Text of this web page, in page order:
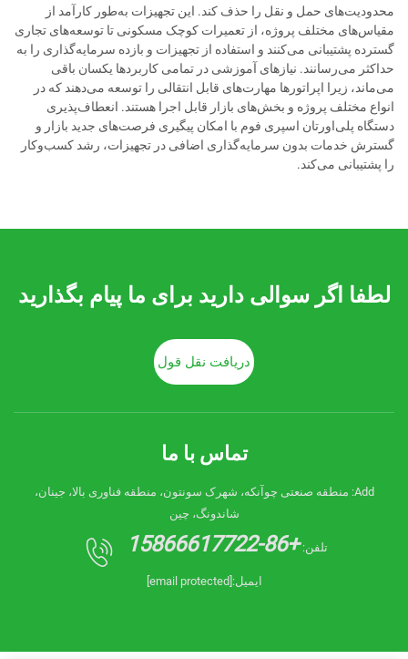
محدودیت‌های حمل و نقل را حذف کند. این تجهیزات به‌طور کارآمد از
مقیاس‌های مختلف پروژه، از تعمیرات کوچک مسکونی تا توسعه‌های تجاری
گسترده پشتیبانی می‌کنند و استفاده از تجهیزات و بازده سرمایه‌گذاری را به
حداکثر می‌رسانند. نیازهای آموزشی در تمامی کاربردها یکسان باقی
می‌ماند، زیرا اپراتورها مهارت‌های قابل انتقالی را توسعه می‌دهند که در
انواع مختلف پروژه و بخش‌های بازار قابل اجرا هستند. انعطاف‌پذیری
دستگاه پلی‌اورتان اسپری فوم با امکان پیگیری فرصت‌های جدید بازار و
گسترش خدمات بدون سرمایه‌گذاری اضافی در تجهیزات، رشد کسب‌وکار
را پشتیبانی می‌کند.
لطفا اگر سوالی دارید برای ما پیام بگذارید
دریافت نقل قول
تماس با ما
Add: منطقه صنعتی چوآنکه، شهرک سونتون، منطقه فناوری بالا، جینان،
شاندونگ، چین
تلفن: +86-15866617722
ایمیل: